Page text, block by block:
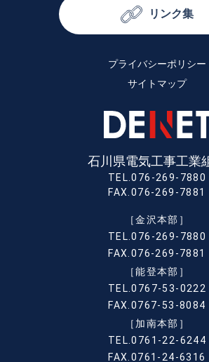
リンク集
プライバシーポリシー
サイトマップ
石川県電気工事工業
TEL.076-269-7880
FAX.076-269-7881
［金沢本部］
TEL.076-269-7880
FAX.076-269-7881
［能登本部］
TEL.0767-53-0222
FAX.0767-53-8084
［加南本部］
TEL.0761-22-6244
FAX.0761-24-6316